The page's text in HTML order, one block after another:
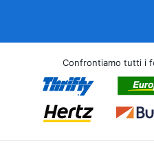
Confrontiamo tutti i